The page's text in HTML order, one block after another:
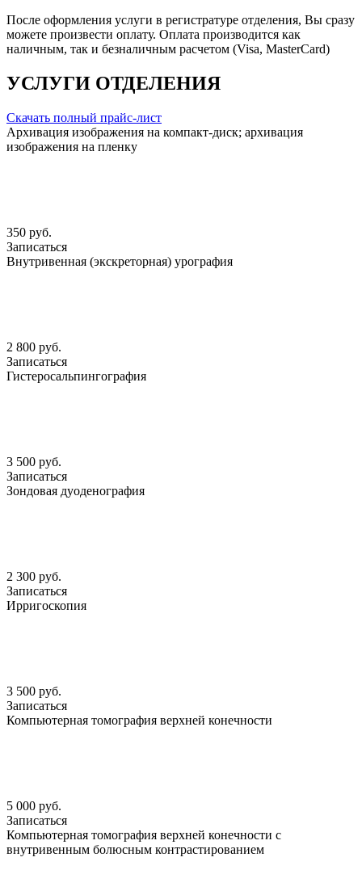
После оформления услуги в регистратуре отделения, Вы сразу
можете произвести оплату. Оплата производится как
наличным, так и безналичным расчетом (Visa, MasterCard)
УСЛУГИ ОТДЕЛЕНИЯ
Скачать полный прайс-лист
Архивация изображения на компакт-диск; архивация
изображения на пленку
350 руб.
Записаться
Внутривенная (экскреторная) урография
2 800 руб.
Записаться
Гистеросальпингография
3 500 руб.
Записаться
Зондовая дуоденография
2 300 руб.
Записаться
Ирригоскопия
3 500 руб.
Записаться
Компьютерная томография верхней конечности
5 000 руб.
Записаться
Компьютерная томография верхней конечности с
внутривенным болюсным контрастированием